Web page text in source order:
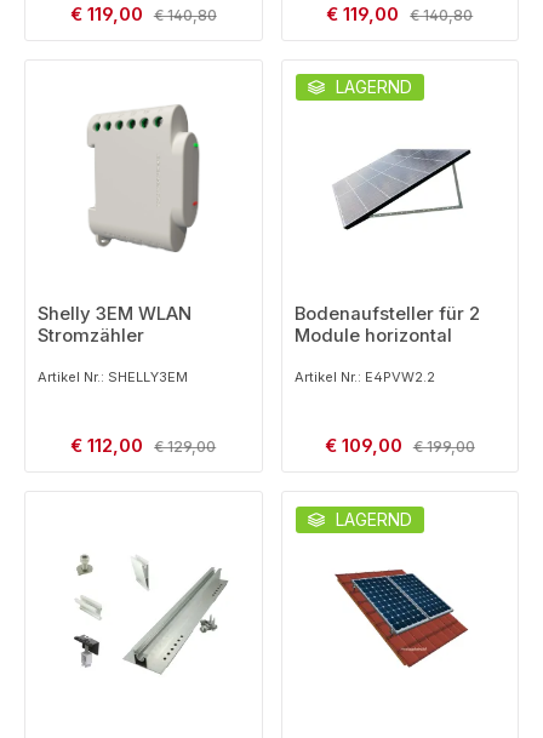
Verkaufspreis:
€ 119,00 Regulärer Preis:
€ 140,80 Verkaufspreis:
€ 119,00 Regulärer Preis:
€ 140,80
Shelly 3EM WLAN
Stromzähler
Artikel Nr.: SHELLY3EM
Verkaufspreis:
€ 112,00 Regulärer Preis:
€ 129,00
LAGERND
Bodenaufsteller für 2
Module horizontal
Artikel Nr.: E4PVW2.2
Verkaufspreis:
€ 109,00 Regulärer Preis:
€ 199,00
LAGERND